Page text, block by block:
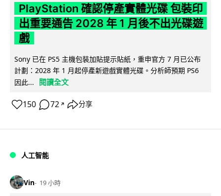
PlayStation 確認停產實體光碟 包裝印
出重要通告 2028 年 1 月後不出光碟遊
戲
Sony 已在 PS5 主機包裝加貼提示貼紙，重申官方 7 月已公布
計劃：2028 年 1 月起停產新遊戲實體光碟。分析師預期 PS6
因此...
閱讀全文
150 72 ↗ 分享
人工智能
Vin 19 小時